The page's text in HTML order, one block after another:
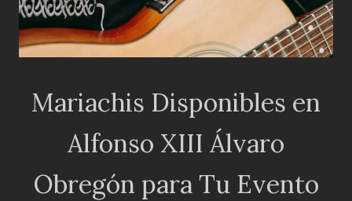
Mariachis Disponibles en
Alfonso XIII Álvaro
Obregón para Tu Evento